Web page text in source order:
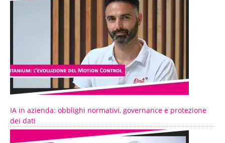
IA in azienda: obblighi normativi, governance e protezione
dei dati